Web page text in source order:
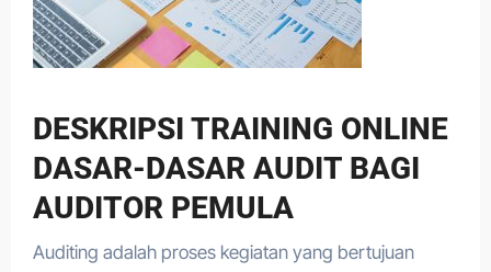
DESKRIPSI TRAINING ONLINE
DASAR-DASAR AUDIT BAGI
AUDITOR PEMULA
Auditing adalah proses kegiatan yang bertujuan